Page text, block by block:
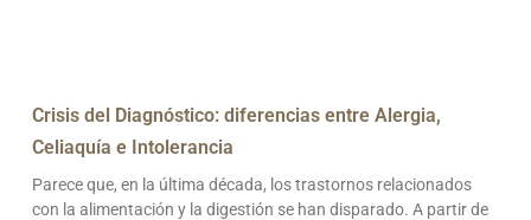
Crisis del Diagnóstico: diferencias entre Alergia,
Celiaquía e Intolerancia
Parece que, en la última década, los trastornos relacionados
con la alimentación y la digestión se han disparado. A partir de